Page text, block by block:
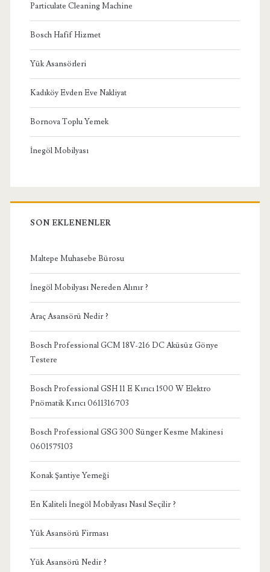
Particulate Cleaning Machine
Bosch Hafif Hizmet
Yük Asansörleri
Kadıköy Evden Eve Nakliyat
Bornova Toplu Yemek
İnegöl Mobilyası
SON EKLENENLER
Maltepe Muhasebe Bürosu
İnegöl Mobilyası Nereden Alınır ?
Araç Asansörü Nedir ?
Bosch Professional GCM 18V-216 DC Aküsüz Gönye
Testere
Bosch Professional GSH 11 E Kırıcı 1500 W Elektro
Pnömatik Kırıcı 0611316703
Bosch Professional GSG 300 Sünger Kesme Makinesi
0601575103
Konak Şantiye Yemeği
En Kaliteli İnegöl Mobilyası Nasıl Seçilir ?
Yük Asansörü Firması
Yük Asansörü Nedir ?